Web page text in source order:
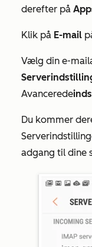
derefter på
Klik på E-mail
Vælg din e-
Avancerede
Du kommer
adgang til dine